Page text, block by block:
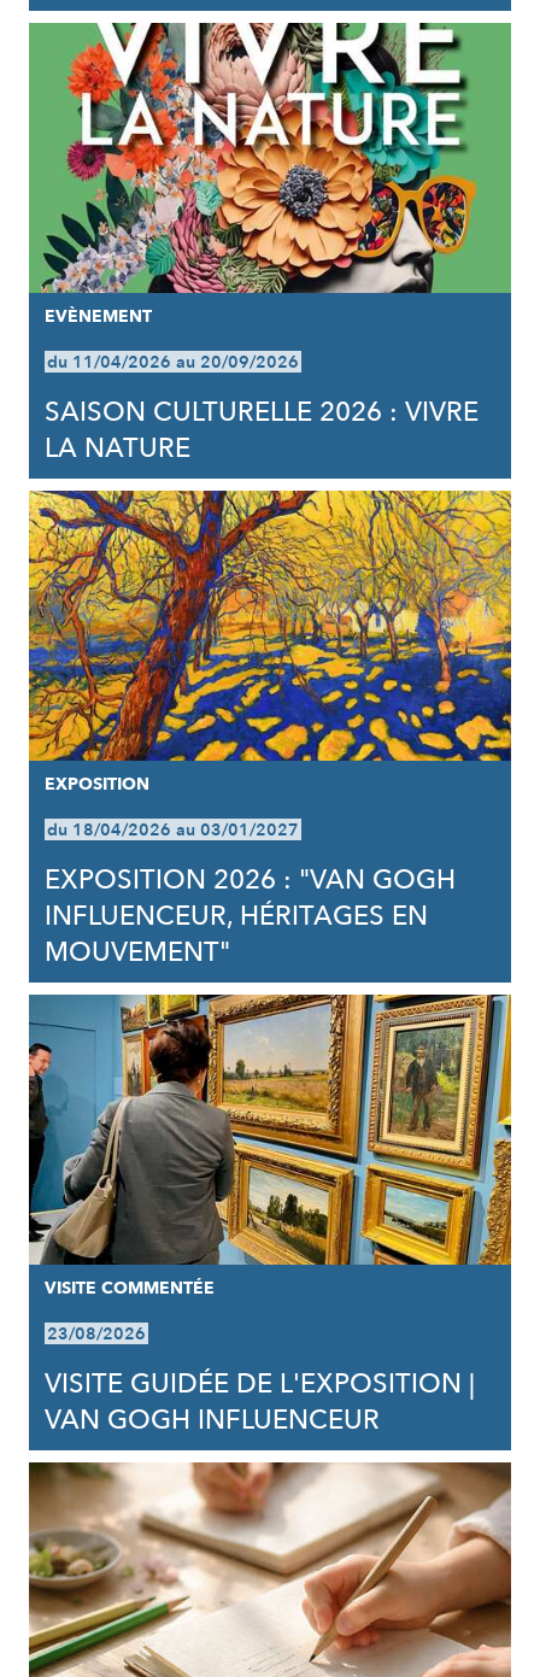
EVÈNEMENT
du 11/04/2026 au 20/09/2026
SAISON CULTURELLE 2026 : VIVRE
LA NATURE
EXPOSITION
du 18/04/2026 au 03/01/2027
EXPOSITION 2026 : "VAN GOGH
INFLUENCEUR, HÉRITAGES EN
MOUVEMENT"
VISITE COMMENTÉE
23/08/2026
VISITE GUIDÉE DE L'EXPOSITION |
VAN GOGH INFLUENCEUR